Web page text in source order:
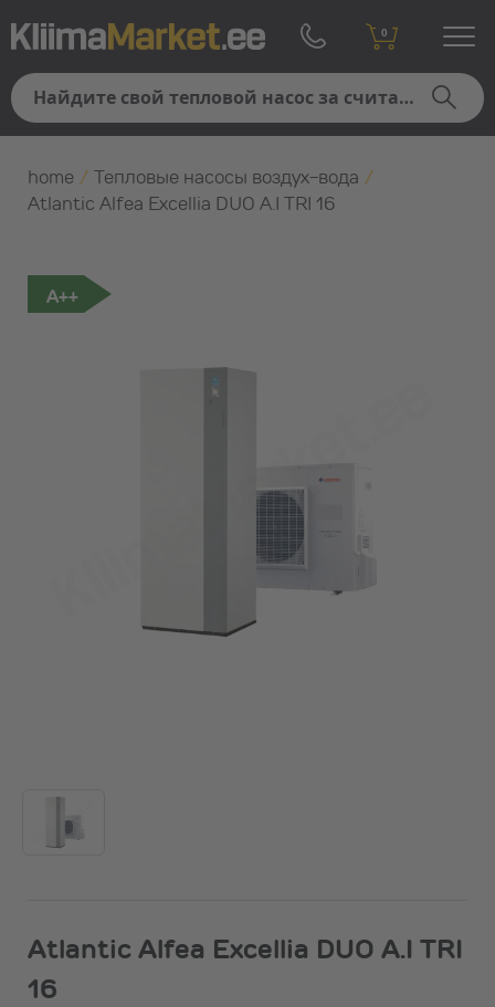
0
home / Тепловые насосы воздух-вода /
Atlantic Alfea Excellia DUO A.I TRI 16
A++
Atlantic Alfea Excellia DUO A.I TRI
16